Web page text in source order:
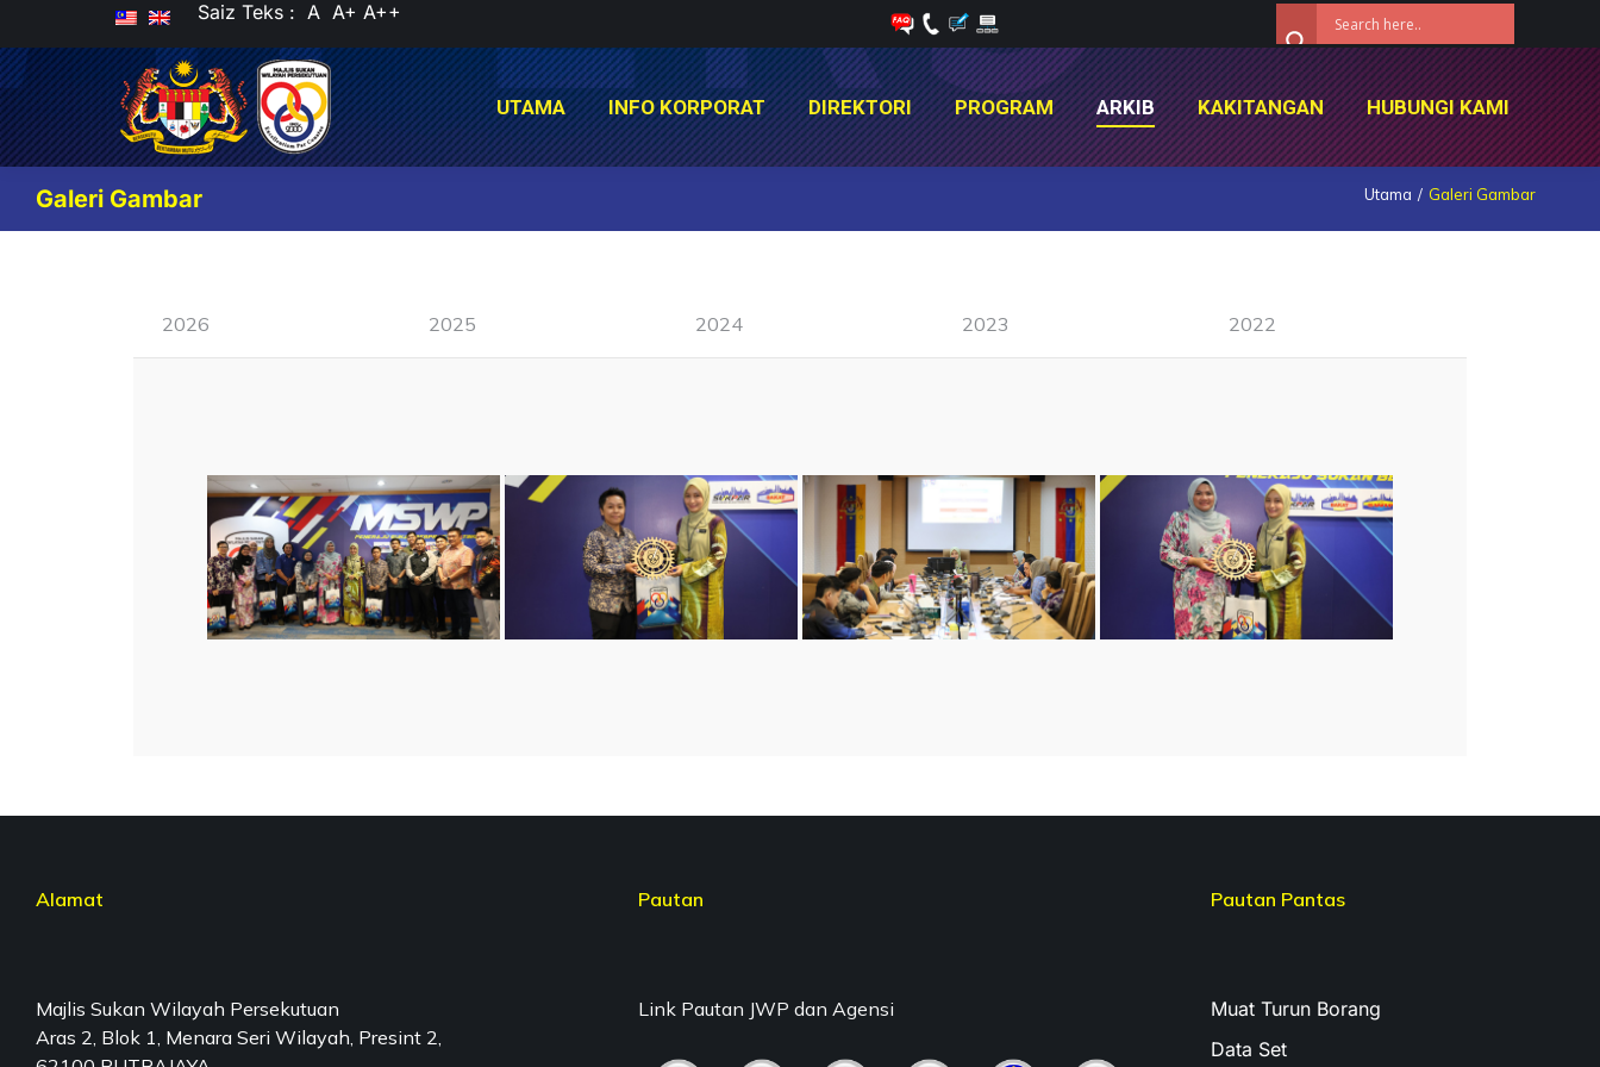
Saiz Teks : A A+ A++
UTAMA INFO KORPORAT DIREKTORI PROGRAM ARKIB KAKITANGAN HUBUNGI KAMI
Galeri Gambar Utama Galeri Gambar
2026 2025 2024 2023 2022
Alamat
Majlis Sukan Wilayah Persekutuan
Aras 2, Blok 1, Menara Seri Wilayah, Presint 2,
Pautan
Link Pautan JWP dan Agensi
Pautan Pantas
Muat Turun Borang
Data Set
UTAMA INFO KORPORAT DIREKTORI PROGRAM ARKIB KAKITANGAN HUBUNGI KAMI